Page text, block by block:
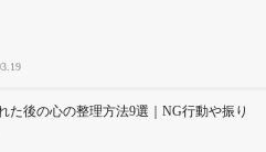
た後の心の整理方法9選｜NG行動や振り